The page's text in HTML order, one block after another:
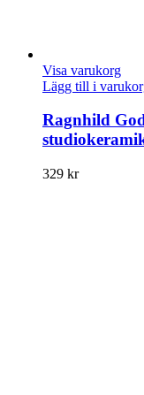
Visa varukorg
Lägg till i
Ragnhild
329 kr